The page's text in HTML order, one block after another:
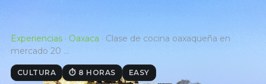
Experiencias · Oaxaca · Clase de cocina oaxaqueña en
mercado 20 …
CULTURA ⏱ 8 HORAS EASY